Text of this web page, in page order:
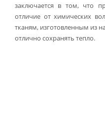
заключается в том, что
отличие от химических
тканям, изготовленным из
отлично сохранять тепло.